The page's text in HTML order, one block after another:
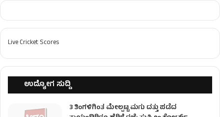
Live Cricket Scores
ಉದ್ಯೋಗ ಸುದ್ದಿ
3 ತಿಂಗಳಿಗಿಂತ ಮೇಲ್ಪಟ್ಟ ಮಗು ದತ್ತು ಪಡೆದ